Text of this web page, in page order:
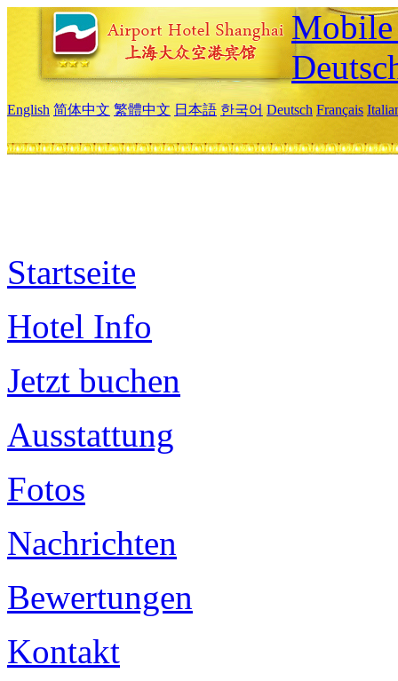
Mobile
English 简体中文 繁體中文 日本語 한국어 Deutsch Français
Startseite
Hotel Info
Jetzt buchen
Ausstattung
Fotos
Nachrichten
Bewertungen
Kontakt